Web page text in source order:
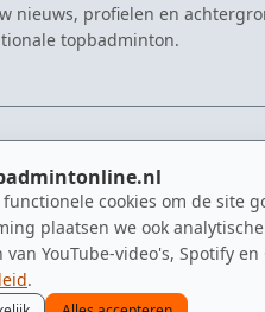
cookies om de site
plaatsen we ook
YouTube-video's, Spotify
.
nieuws, profielen en
topbadminton.